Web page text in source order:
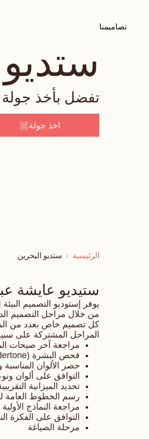
تصاميمنا
تفضل بأخذ جولة
اخذ جولة
الرئيسية ستديو البحرين
ستيديو عايشة
يوفر إستوديو التصميم
من خلال مراحل التصميم
كل تصميم خاص بعدد من
المراحل المشتركة على
مراجعة آخر صيحات
فحص البشرة (Undertone)
حصر الألوان المناسبة
التوافق على ألوان
تحديد الميزانية
رسم الخطوط العامة
مراجعة النماذج
التوافق على الفكرة
مرحلة الصياغة